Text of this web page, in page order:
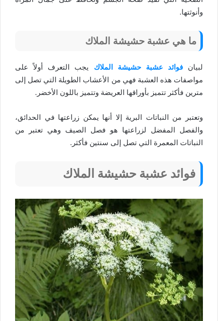
وأنوثتها.
ما هي عشبة حشيشة الملاك
لبيانفوائد عشبة حشيشة الملاك يجب التعرف أولاً على
مواصفات هذه العشبة فهي من الأعشاب الطويلة التي تصل إلى
مترين فأكثر تتميز بأوراقها العريضة وتتميز باللون الأخضر.
وتعتبر من النباتات البرية إلا أنها يمكن زراعتها في الحدائق،
والفصل المفضل لزراعتها هو فصل الصيف وهي تعتبر من
النباتات المعمرة التي تصل إلى سنتين فأكثر.
فوائد عشبة حشيشة الملاك